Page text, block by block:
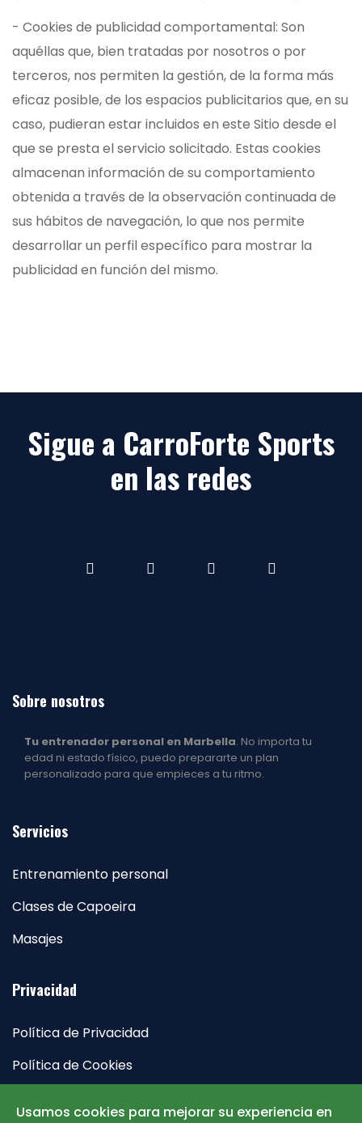
- Cookies de publicidad comportamental: Son
aquéllas que, bien tratadas por nosotros o por
terceros, nos permiten la gestión, de la forma más
eficaz posible, de los espacios publicitarios que, en su
caso, pudieran estar incluidos en este Sitio desde el
que se presta el servicio solicitado. Estas cookies
almacenan información de su comportamiento
obtenida a través de la observación continuada de
sus hábitos de navegación, lo que nos permite
desarrollar un perfil específico para mostrar la
publicidad en función del mismo.
Sigue a CarroForte Sports
en las redes
Facebook Instagram youtube
Sobre nosotros
Tu entrenador personal en Marbella. No importa tu
edad ni estado físico, puedo prepararte un plan
personalizado para que empieces a tu ritmo.
Servicios
Entrenamiento personal
Clases de Capoeira
Masajes
Privacidad
Política de Privacidad
Política de Cookies
Usamos cookies para mejorar su experiencia en